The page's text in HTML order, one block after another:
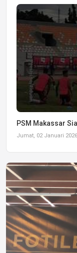
PSM Makassar
Jumat, 02 Januari 2026